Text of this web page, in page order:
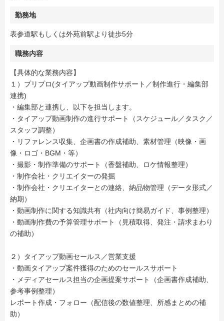
勤務地
表参道駅もしくは外苑前駅より徒歩5分
職務内容
【具体的な業務内容】
１）プリプロ(タイアップ動画制作サポート／制作進行・編集部
連携)
・編集部と連携し、以下を担当します。
・タイアップ動画制作の進行サポート（スケジュール／タスク／
スタッフ調整）
・リファレンス収集、企画書の作成補助、素材管理（映像・画
像・ロゴ・BGM・等）
・撮影・制作準備のサポート（香盤補助、ロケ情報整理）
・制作会社・クリエイターの発掘
・制作会社・クリエイターとの連絡、納品物管理（データ形式／
納期）
・動画制作に関する知識共有（社内向け簡易ガイド、事例整理）
・動画制作費の予算管理サポート（見積取得、発注・請求まわり
の補助）
２）タイアップ動画セールス／営業支援
・動画タイアップ案件獲得のためのセールスサポート
・メディアセールス担当の企画提案サポート（企画書作成補助、
参考事例整理）
レポート作成・フォロー（配信後の数値整理、所感まとめの補
助）